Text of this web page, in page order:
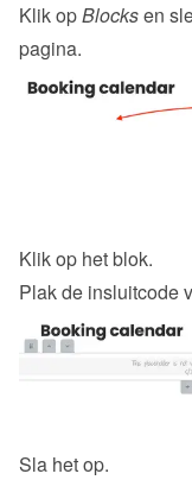
Klik op Blocks en
pagina.
Klik op het blok.
Plak de insluitcode
Sla het op.